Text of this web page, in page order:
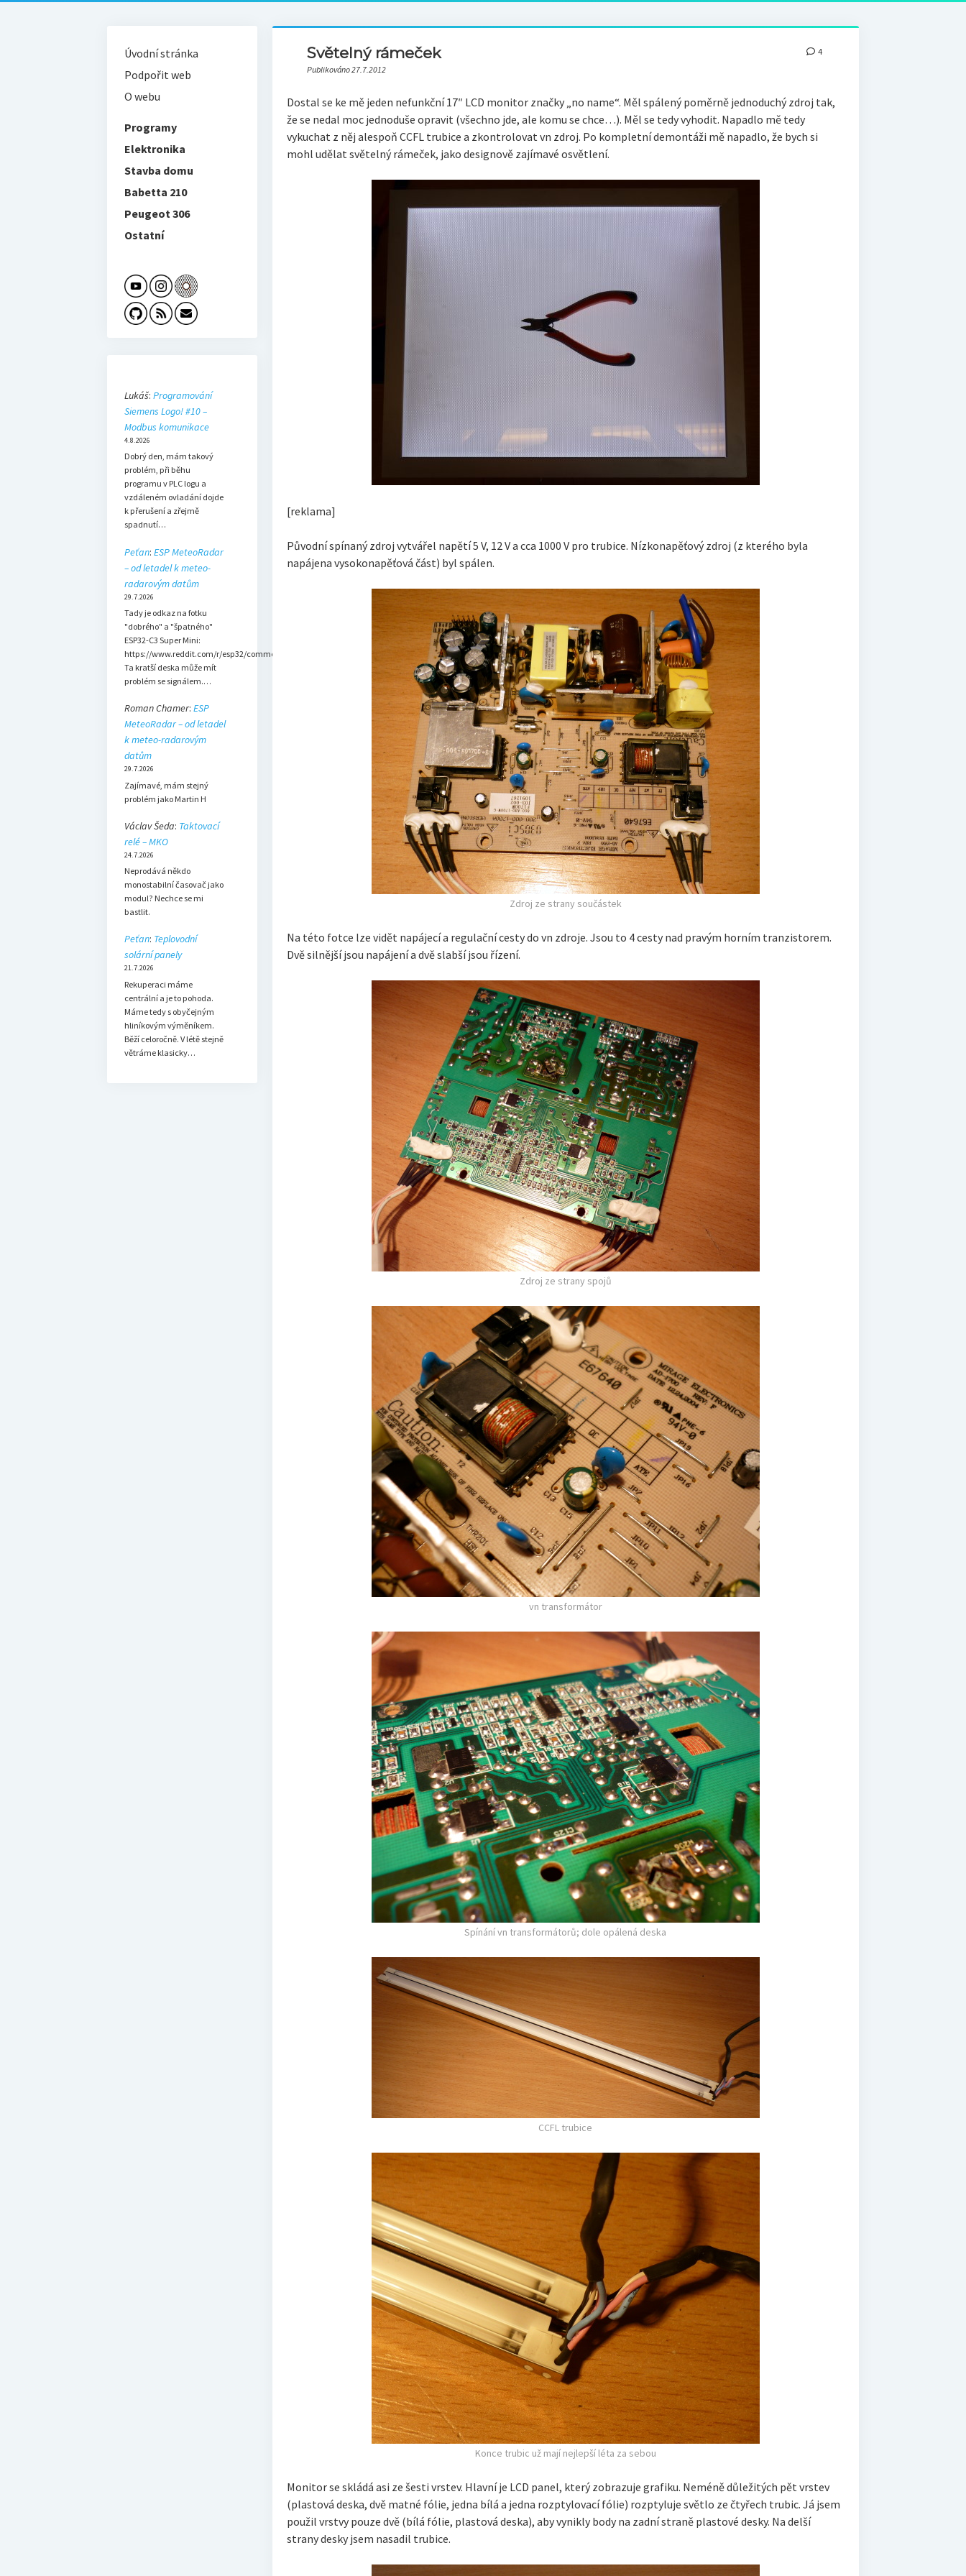
Světelný rámeček
Publikováno 27.7.2012
4
Dostal se ke mě jeden nefunkční 17″ LCD monitor značky „no name“. Měl spálený poměrně jednoduchý zdroj tak,
že se nedal moc jednoduše opravit (všechno jde, ale komu se chce…). Měl se tedy vyhodit. Napadlo mě tedy
vykuchat z něj alespoň CCFL trubice a zkontrolovat vn zdroj. Po kompletní demontáži mě napadlo, že bych si
mohl udělat světelný rámeček, jako designově zajímavé osvětlení.
[reklama]
Původní spínaný zdroj vytvářel napětí 5 V, 12 V a cca 1000 V pro trubice. Nízkonapěťový zdroj (z kterého byla
napájena vysokonapěťová část) byl spálen.
Zdroj ze strany součástek
Na této fotce lze vidět napájecí a regulační cesty do vn zdroje. Jsou to 4 cesty nad pravým horním tranzistorem.
Dvě silnější jsou napájení a dvě slabší jsou řízení.
Zdroj ze strany spojů
vn transformátor
Spínání vn transformátorů; dole opálená deska
CCFL trubice
Konce trubic už mají nejlepší léta za sebou
Monitor se skládá asi ze šesti vrstev. Hlavní je LCD panel, který zobrazuje grafiku. Neméně důležitých pět vrstev
(plastová deska, dvě matné fólie, jedna bílá a jedna rozptylovací fólie) rozptyluje světlo ze čtyřech trubic. Já jsem
použil vrstvy pouze dvě (bílá fólie, plastová deska), aby vynikly body na zadní straně plastové desky. Na delší
strany desky jsem nasadil trubice.
Úvodní stránka
Podpořit web
O webu
Programy
Elektronika
Stavba domu
Babetta 210
Peugeot 306
Ostatní
Lukáš: Programování
Siemens Logo! #10 –
Modbus komunikace
4.8.2026
Dobrý den, mám takový
problém, při běhu
programu v PLC logu a
vzdáleném ovladání dojde
k přerušení a zřejmě
spadnutí…
Peťan: ESP MeteoRadar
– od letadel k meteo-
radarovým datům
29.7.2026
Tady je odkaz na fotku
"dobrého" a "špatného"
ESP32-C3 Super Mini:
https://www.reddit.com/r/esp32/comments/1dsh3b5/warning_some_c3_super_mini_boards_have_a_design/
Ta kratší deska může mít
problém se signálem.…
Roman Chamer: ESP
MeteoRadar – od letadel
k meteo-radarovým
datům
29.7.2026
Zajímavé, mám stejný
problém jako Martin H
Václav Šeda: Taktovací
relé – MKO
24.7.2026
Neprodává někdo
monostabilní časovač jako
modul? Nechce se mi
bastlit.
Peťan: Teplovodní
solární panely
21.7.2026
Rekuperaci máme
centrální a je to pohoda.
Máme tedy s obyčejným
hliníkovým výměníkem.
Běží celoročně. V létě stejně
větráme klasicky…